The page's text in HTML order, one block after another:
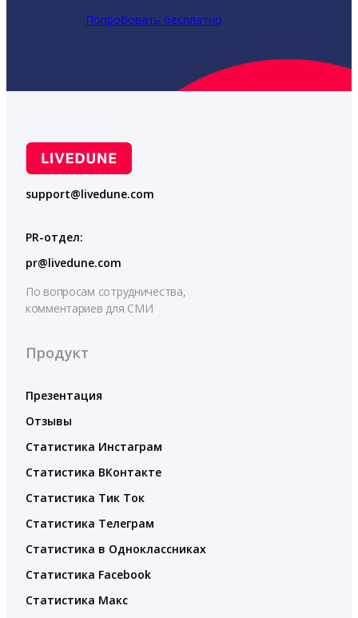
Попробовать бесплатно
support@livedune.com
PR-отдел:
pr@livedune.com
По вопросам сотрудничества,
комментариев для СМИ
Продукт
Презентация
Отзывы
Статистика Инстаграм
Статистика ВКонтакте
Статистика Тик Ток
Статистика Телеграм
Статистика в Одноклассниках
Статистика Facebook
Статистика Макс